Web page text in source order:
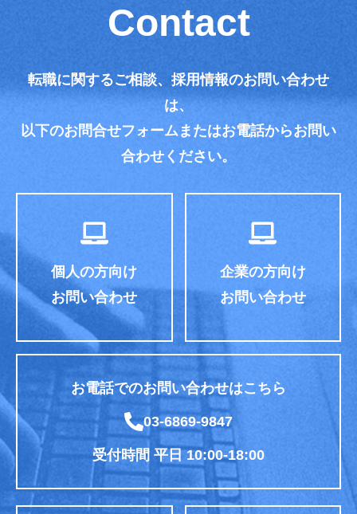
Contact
転職に関するご相談、採用情報のお問い合わせ
は、
以下のお問合せフォームまたはお電話からお問い
合わせください。
個人の方向け
お問い合わせ
企業の方向け
お問い合わせ
お電話でのお問い合わせはこちら
03-6869-9847
受付時間 平日 10:00-18:00